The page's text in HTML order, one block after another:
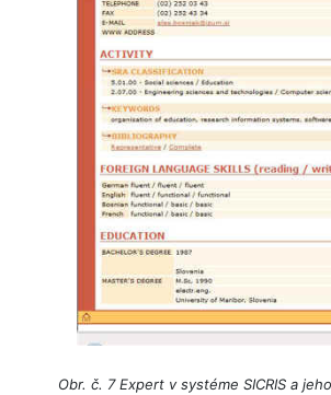
Obr. č. 7 Expert v systéme SICRIS a